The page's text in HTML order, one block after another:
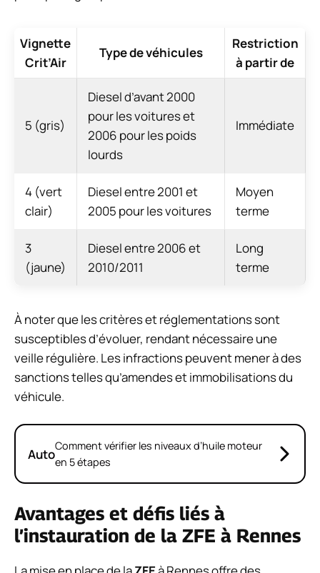
Vignette
Crit’Air
Type de véhicules
Restriction
à partir de
5 (gris)
Diesel d’avant 2000
pour les voitures et
2006 pour les poids
lourds
Immédiate
4 (vert
clair)
Diesel entre 2001 et
2005 pour les voitures
Moyen
terme
3
(jaune)
Diesel entre 2006 et
2010/2011
Long
terme
À noter que les critères et réglementations sont
susceptibles d’évoluer, rendant nécessaire une
veille régulière. Les infractions peuvent mener à des
sanctions telles qu’amendes et immobilisations du
véhicule.
AutoComment vérifier les niveaux d’huile moteur
en 5 étapes
Avantages et défis liés à
l’instauration de la ZFE à Rennes